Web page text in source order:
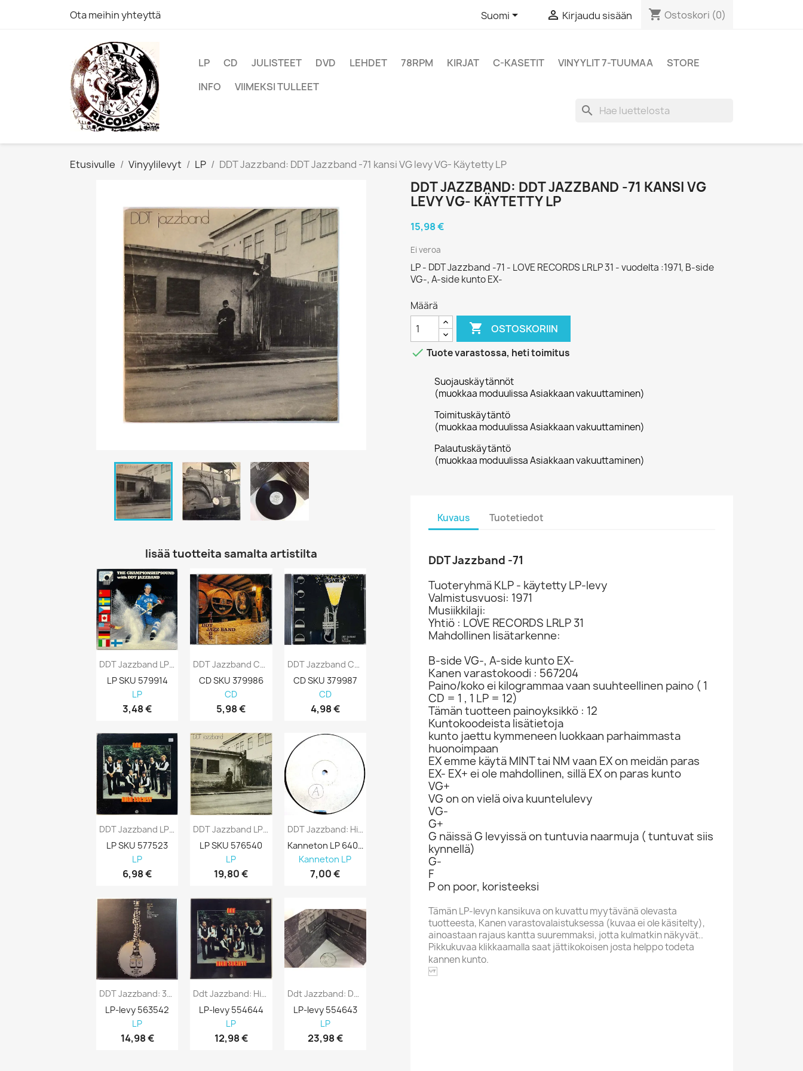
Ota meihin yhteyttä Suomi  Kirjaudu sisään shopping_cart Ostoskori (0)
LP CD JULISTEET DVD LEHDET 78RPM KIRJAT C-KASETIT VINYYLIT 7-TUUMAA
STORE
INFO
VIIMEKSI TULLEET
search
Etusivulle Vinyylilevyt LP DDT Jazzband: DDT Jazzband -71 kansi VG levy VG- Käytetty LP
lisää tuotteita samalta artistilta
DDT Jazzband LP The Championshipsound With...
LP SKU 579914
LP
3,48 €
DDT Jazzband LP High Society Kansi EX...
LP SKU 577523
LP
6,98 €
DDT Jazzband: 30th Anniversary Concert...
LP-levy 563542
LP
14,98 €
DDT Jazzband CD Vintage DDT Jazzband...
CD SKU 379986
CD
5,98 €
DDT Jazzband LP DDT Jazzband -71 Kansi VG...
LP SKU 576540
LP
19,80 €
Ddt Jazzband: High Society Kansi EX Levy...
LP-levy 554644
LP
12,98 €
DDT Jazzband CD Live At Storyville Kansi...
CD SKU 379987
CD
4,98 €
DDT Jazzband: High Society, Koelevy Kansi...
Kanneton LP 640429
Kanneton LP
7,00 €
Ddt Jazzband: DDT Jazzband Kansi EX Levy...
LP-levy 554643
LP
23,98 €
 
DDT JAZZBAND: DDT JAZZBAND -71 KANSI VG
LEVY VG- KÄYTETTY LP
15,98 €
Ei veroa
LP - DDT Jazzband -71 - LOVE RECORDS LRLP 31 - vuodelta :1971, B-side
VG-, A-side kunto EX-
Määrä
 OSTOSKORIIN
 Tuote varastossa, heti toimitus
Suojauskäytännöt
(muokkaa moduulissa Asiakkaan vakuuttaminen)
Toimituskäytäntö
(muokkaa moduulissa Asiakkaan vakuuttaminen)
Palautuskäytäntö
(muokkaa moduulissa Asiakkaan vakuuttaminen)
Kuvaus Tuotetiedot
DDT Jazzband -71
Tuoteryhmä KLP - käytetty LP-levy
Valmistusvuosi: 1971
Musiikkilaji:
Yhtiö : LOVE RECORDS LRLP 31
Mahdollinen lisätarkenne:
B-side VG-, A-side kunto EX-
Kanen varastokoodi : 567204
Paino/koko ei kilogrammaa vaan suuhteellinen paino ( 1
CD = 1 , 1 LP = 12)
Tämän tuotteen painoyksikkö : 12
Kuntokoodeista lisätietoja
kunto jaettu kymmeneen luokkaan parhaimmasta
huonoimpaan
EX emme käytä MINT tai NM vaan EX on meidän paras
EX- EX+ ei ole mahdollinen, sillä EX on paras kunto
VG+
VG on on vielä oiva kuuntelulevy
VG-
G+
G näissä G levyissä on tuntuvia naarmuja ( tuntuvat siis
kynnellä)
G-
F
P on poor, koristeeksi
Tämän LP-levyn kansikuva on kuvattu myytävänä olevasta
tuotteesta, Kanen varastovalaistuksessa (kuvaa ei ole käsitelty),
ainoastaan rajaus kantta suuremmaksi, jotta kulmatkin näkyvät..
Pikkukuvaa klikkaamalla saat jättikokoisen josta helppo todeta
kannen kunto.